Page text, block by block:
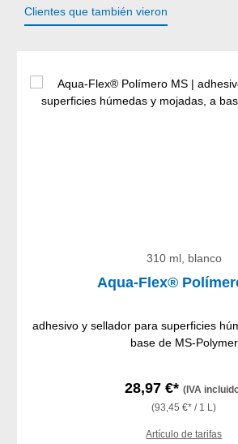
Clientes que también vieron
310 ml, blanco
Aqua-Flex®
adhesivo y sellador para superficies
base de MS-Polymer
28,97 €*(IVA
(93,45 €* / 1 L)
Artículo de tarifas